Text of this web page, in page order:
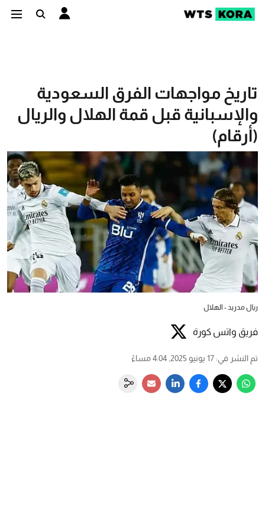
تاريخ مواجهات الفرق السعودية
والإسبانية قبل قمة الهلال والريال
(أرقام)
ريال مدريد - الهلال
فريق واتس كورة
تم النشر في: 17 يونيو 2025, 4:04 مساءً